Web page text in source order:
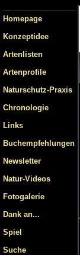
Homepage
Konzeptidee
Artenlisten
Artenprofile
Naturschutz-Praxis
Chronologie
Links
Buchempfehlungen
Newsletter
Natur-Videos
Fotogalerie
Dank an...
Spiel
Suche